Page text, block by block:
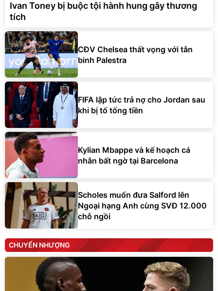
Ivan Toney bị buộc tội hành hung gây thương
tích
CĐV Chelsea thất vọng với tân
binh Palestra
FIFA lập tức trả nợ cho Jordan sau
khi bị tố tống tiền
Kylian Mbappe và kế hoạch cá
nhân bất ngờ tại Barcelona
Scholes muốn đưa Salford lên
Ngoại hạng Anh cùng SVĐ 12.000
chỗ ngồi
CHUYỂN NHƯỢNG